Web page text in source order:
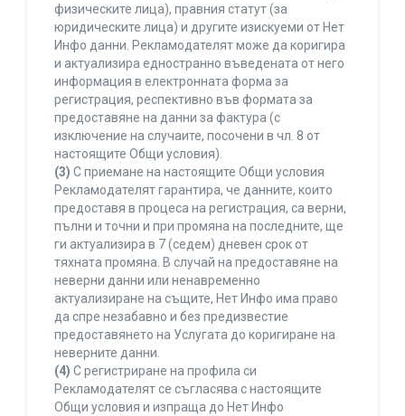
физическите лица), правния статут (за
юридическите лица) и другите изискуеми от Нет
Инфо данни. Рекламодателят може да коригира
и актуализира едностранно въведената от него
информация в електронната форма за
регистрация, респективно във формата за
предоставяне на данни за фактура (с
изключение на случаите, посочени в чл. 8 от
настоящите Общи условия).
(3) С приемане на настоящите Общи условия
Рекламодателят гарантира, че данните, които
предоставя в процеса на регистрация, са верни,
пълни и точни и при промяна на последните, ще
ги актуализира в 7 (седем) дневен срок от
тяхната промяна. В случай на предоставяне на
неверни данни или ненавременно
актуализиране на същите, Нет Инфо има право
да спре незабавно и без предизвестие
предоставянето на Услугата до коригиране на
неверните данни.
(4) С регистриране на профила си
Рекламодателят се съгласява с настоящите
Общи условия и изпраща до Нет Инфо